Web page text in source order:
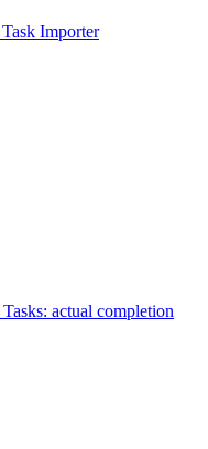
Task Importer
Tasks: actual completion